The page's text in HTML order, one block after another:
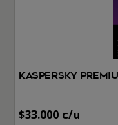
Kaspersky
$33.000